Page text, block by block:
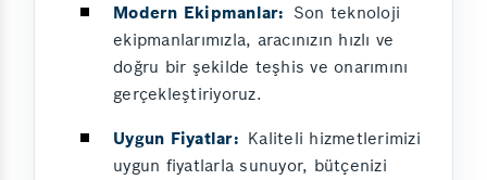
Modern Ekipmanlar: Son teknoloji
ekipmanlarımızla, aracınızın hızlı ve
doğru bir şekilde teşhis ve onarımını
gerçekleştiriyoruz.
Uygun Fiyatlar: Kaliteli hizmetlerimizi
uygun fiyatlarla sunuyor, bütçenizi